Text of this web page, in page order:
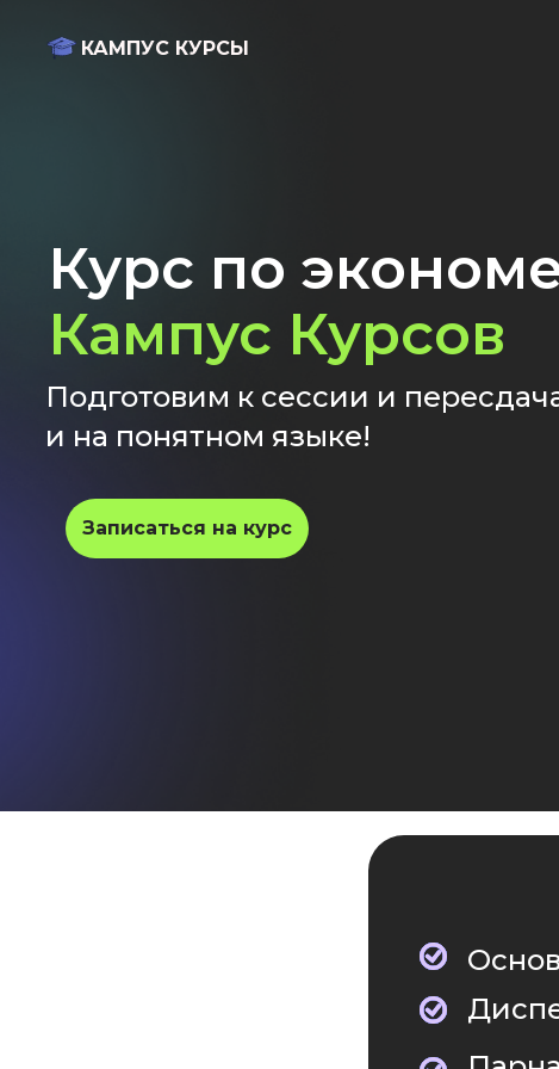
Курс по
Кампус Курсов
Записаться на курс
КАМПУС КУРСЫ
Подготовим к сессии и
и на понятном языке!